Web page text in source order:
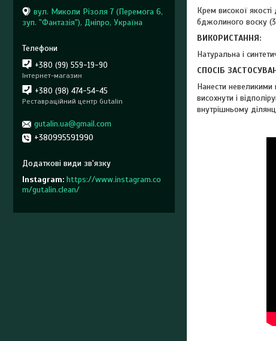
Крем високої
бджолиного воску
ВИКОРИСТАННЯ:
Натуральна і
СПОСІБ
Нанести
висохнути і
внутрішньому
вул. Миколи Різоля 7 (Перемога 6,
зуп. "Фантазія"), Дніпро, Україна
+380 (99) 559-19-90
Інтернет-магазин
+380 (98) 474-54-45
Реставраційний центр Gutalin
gutalin.ua@gmail.com
+380995591990
Instagram https://www.instagram.co
m/gutalin.clean/